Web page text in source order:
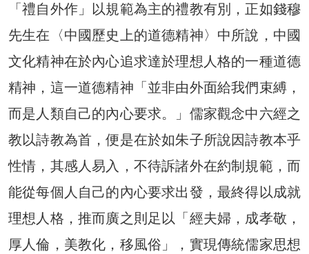
「禮自外作」以規範為主的禮教有別，正如錢穆
先生在〈中國歷史上的道德精神〉中所說，中國
文化精神在於內心追求達於理想人格的一種道德
精神，這一道德精神「並非由外面給我們束縛，
而是人類自己的內心要求。」儒家觀念中六經之
教以詩教為首，便是在於如朱子所說因詩教本乎
性情，其感人易入，不待訴諸外在約制規範，而
能從每個人自己的內心要求出發，最終得以成就
理想人格，推而廣之則足以「經夫婦，成孝敬，
厚人倫，美教化，移風俗」，實現傳統儒家思想